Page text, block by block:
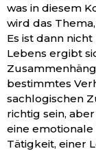
was in diesem
wird das
Es ist dann
Lebens ergibt
bestimmtes
sachlogischen
richtig sein,
eine emotionale
Tätigkeit, einer